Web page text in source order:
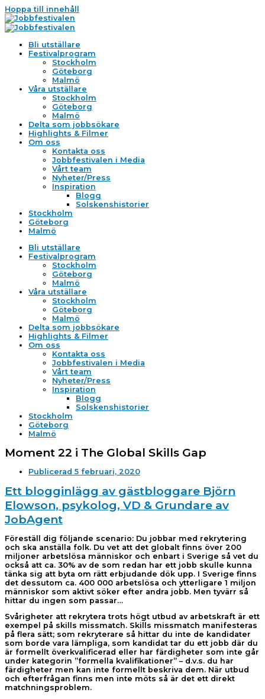
Hoppa till innehåll
Bli utställare
Festivalprogram
Stockholm
Göteborg
Malmö
Våra utställare
Stockholm
Göteborg
Malmö
Delta som jobbsökare
Highlights & Filmer
Om oss
Kontakta oss
Jobbfestivalen i Media
Vårt team
Nyheter/Press
Inspiration
Blogg
Solskenshistorier
Stockholm
Göteborg
Malmö
Bli utställare
Festivalprogram
Stockholm
Göteborg
Malmö
Våra utställare
Stockholm
Göteborg
Malmö
Delta som jobbsökare
Highlights & Filmer
Om oss
Kontakta oss
Jobbfestivalen i Media
Vårt team
Nyheter/Press
Inspiration
Blogg
Solskenshistorier
Stockholm
Göteborg
Malmö
Moment 22 i The Global Skills Gap
Publicerad 5 februari, 2020
Ett blogginlägg av gästbloggare Björn
Elowson, psykolog, VD & Grundare av
JobAgent
Föreställ dig följande scenario: Du jobbar med rekrytering
och ska anställa folk. Du vet att det globalt finns över 200
miljoner arbetslösa människor och enbart i Sverige så vet du
också att ca. 30% av de som redan har ett jobb skulle kunna
tänka sig att byta om rätt erbjudande dök upp. I Sverige finns
det dessutom ca. 400 000 arbetslösa och ytterligare 1 miljon
människor som aktivt söker efter andra jobb. Men tyvärr så
hittar du ingen som passar…
Svårigheter att rekrytera trots högt utbud av arbetskraft är ett
exempel på skills missmatch. Skills missmatch manifesteras
på flera sätt; som rekryterare så hittar du inte de kandidater
som borde vara lämpliga, som kandidat tar du ett jobb där du
är formellt överkvalificerad eller har färdigheter som inte går
under kategorin ”formella kvalifikationer” – d.v.s. du har
färdigheter men kan inte formellt beskriva dem. När utbud
och efterfrågan finns men inte möts så är det ett direkt
matchningsproblem.